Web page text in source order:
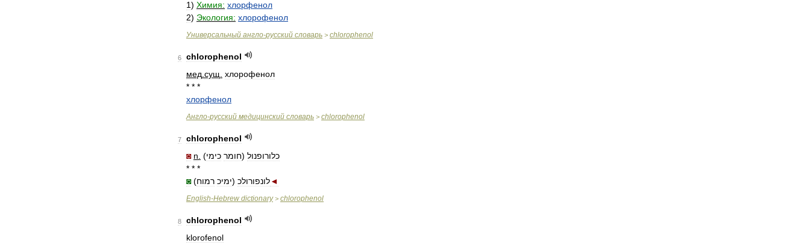
1) Химия: хлорфенол
2) Экология: хлорофенол
Универсальный англо-русский словарь > chlorophenol
6
chlorophenol
мед сущ хлорофенол
* * *
хлорфенол
Англо-русский медицинский словарь > chlorophenol
7
chlorophenol
◙ n כלורופנול (חומר כימי)
* * *
◙ ( ימיכ רמוח ) לונפורולכ◄
English-Hebrew dictionary> chlorophenol
8
chlorophenol
klorofenol